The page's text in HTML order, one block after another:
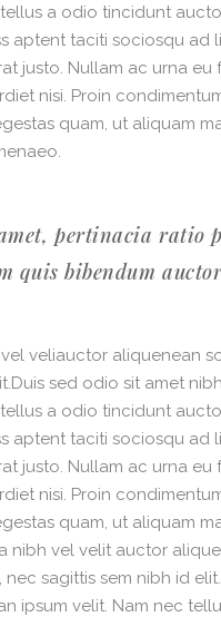
a odio tincidunt
aptent taciti sociosqu
justo. Nullam ac urna
nisi. Proin
quam, ut aliquam
pertinacia ratio
quis bibendum
veliauctor aliquenean
sed odio sit amet
a odio tincidunt
aptent taciti sociosqu
justo. Nullam ac urna
nisi. Proin
quam, ut aliquam
nibh vel velit auctor
sagittis sem nibh id
ipsum velit. Nam nec